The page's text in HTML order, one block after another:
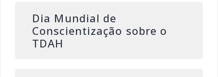
Dia Mundial de
Conscientização sobre o
TDAH